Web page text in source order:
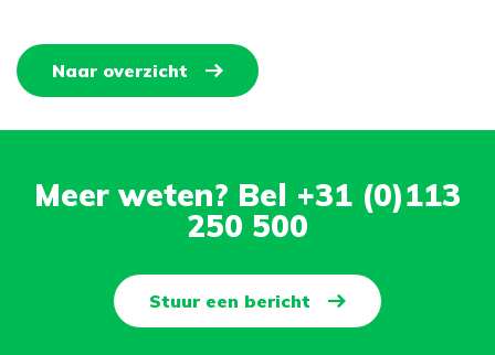
Naar overzicht
Meer weten? Bel +31 (0)113
250 500
Stuur een bericht